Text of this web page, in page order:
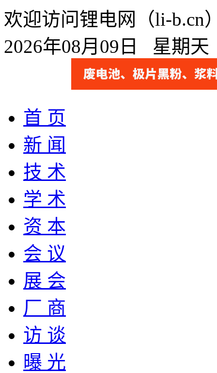
欢迎访问锂电网（li-b.cn
2026年08月09日 星期
首 页
新 闻
技 术
学 术
资 本
会 议
展 会
厂 商
访 谈
曝 光